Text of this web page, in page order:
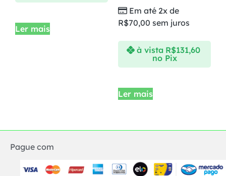
Ler mais
Em até 2x de
R$70,00 sem juros
à vista R$131,60
no Pix
Ler mais
Pague com